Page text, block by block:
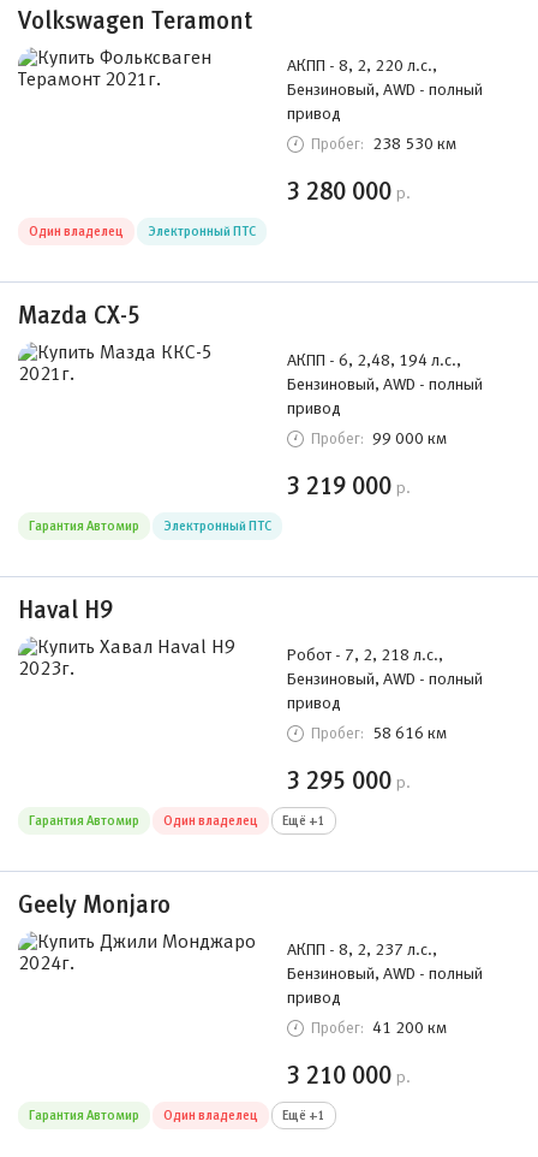
Volkswagen Teramont
АКПП - 8, 2, 220 л.с.,
Бензиновый, AWD - полный
привод
Пробег: 238 530 км
3 280 000 р.
Один владелец Электронный ПТС
Mazda CX-5
АКПП - 6, 2,48, 194 л.с.,
Бензиновый, AWD - полный
привод
Пробег: 99 000 км
3 219 000 р.
Гарантия Автомир Электронный ПТС
Haval H9
Робот - 7, 2, 218 л.с.,
Бензиновый, AWD - полный
привод
Пробег: 58 616 км
3 295 000 р.
Гарантия Автомир Один владелец Ещё +1
Geely Monjaro
АКПП - 8, 2, 237 л.с.,
Бензиновый, AWD - полный
привод
Пробег: 41 200 км
3 210 000 р.
Гарантия Автомир Один владелец Ещё +1